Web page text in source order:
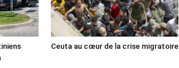
Ceuta au cœur de la crise migratoire